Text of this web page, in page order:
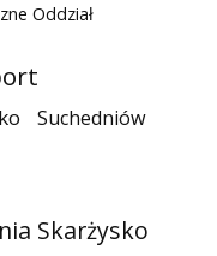
Oddział
Suchedniów
Skarżysko